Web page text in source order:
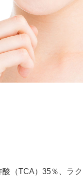
酸（TCA）35％、ラ